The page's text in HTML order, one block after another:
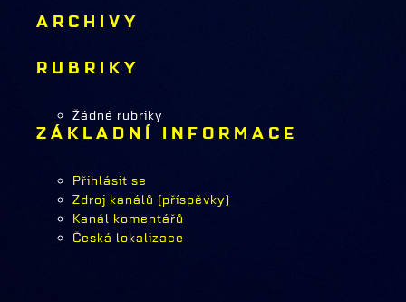
ARCHIVY
RUBRIKY
Žádné rubriky
ZÁKLADNÍ INFORMACE
Přihlásit se
Zdroj kanálů (příspěvky)
Kanál komentářů
Česká lokalizace